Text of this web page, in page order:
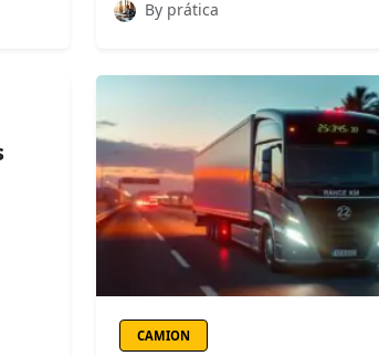
By prática
CAMION